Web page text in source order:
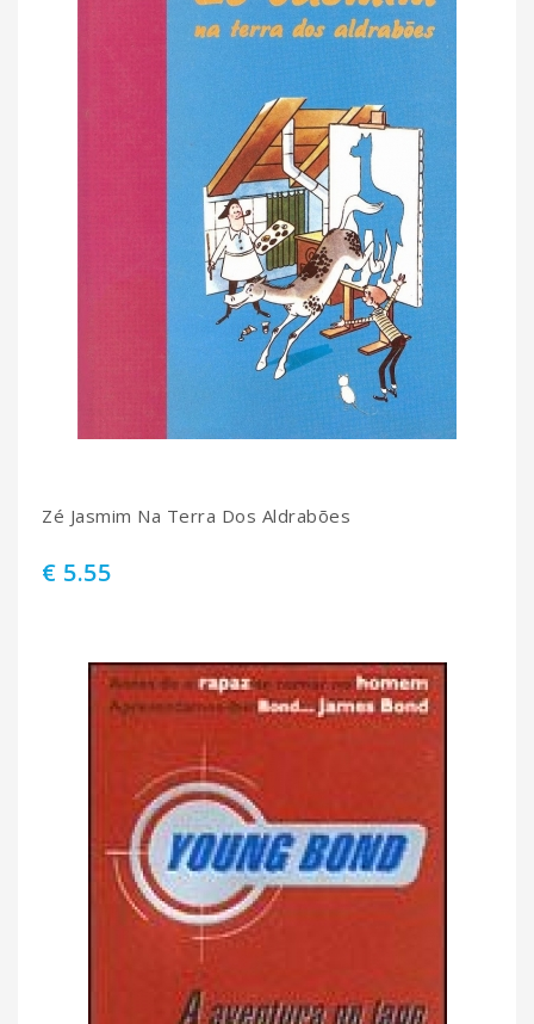
Zé Jasmim Na Terra Dos Aldrabões
€ 5.55